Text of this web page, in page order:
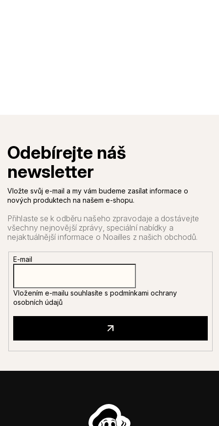
Vložte svůj e-mail a my vám budeme zasílat informace o
nových produktech na našem e-shopu.
E-mail
Vložením e-mailu souhlasíte s podmínkami ochrany
osobních údajů